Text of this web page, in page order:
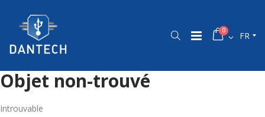
0 FR
Objet non-trouvé
Introuvable